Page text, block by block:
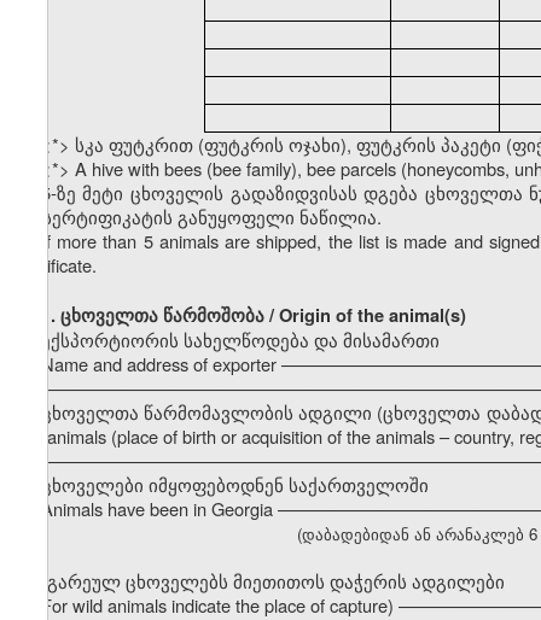
<*> სკა ფუტკრით (ფუტკრის ოჯახი), ფუტკრის პაკეტი
<*> A hive with bees (bee family), bee parcels (honeycombs,
5-ზე მეტი ცხოველის გადაზიდვისას დგება
ამ სერტიფიკატის განუყოფელი ნაწილია.
If more than 5 animals are shipped, the list is made and
certificate.
1. ცხოველთა წარმოშობა / Origin of the animal(s)
ექსპორტიორის სახელწოდება და მისამართი
Name and address of exporter
ცხოველთა წარმომავლობის ადგილი (ცხოველთა
the animals (place of birth or acquisition of the animals – country,
ცხოველები იმყოფებოდნენ საქართველოში
Animals have been in Georgia
(დაბადებიდან ან არანაკლებ 6
(გარეულ ცხოველებს მიეთითოს დაჭერის ადგილები
For wild animals indicate the place of capture)